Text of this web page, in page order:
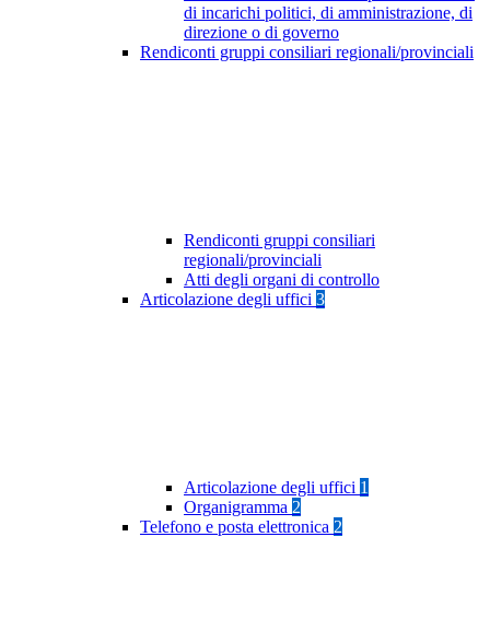
di incarichi politici, di amministrazione, di
direzione o di governo
Rendiconti gruppi consiliari regionali/provinciali
Rendiconti gruppi consiliari
regionali/provinciali
Atti degli organi di controllo
Articolazione degli uffici 3
Articolazione degli uffici 1
Organigramma 2
Telefono e posta elettronica 2